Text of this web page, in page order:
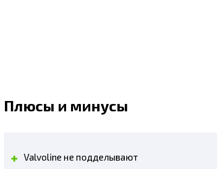
Плюсы и минусы
Valvoline не подделывают